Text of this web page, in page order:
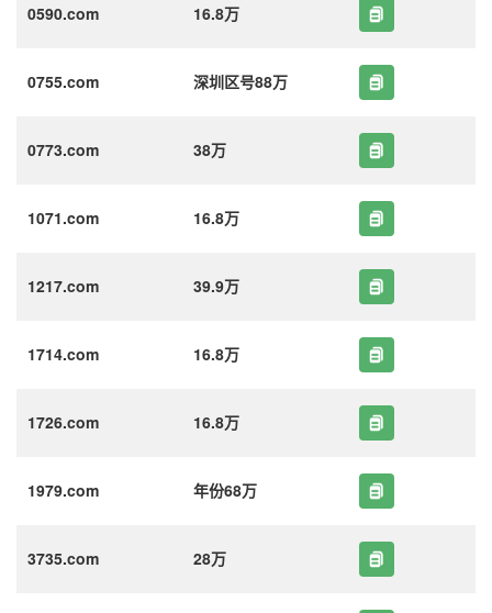
0590.com 16.8万
0755.com 深圳区号88万
0773.com 38万
1071.com 16.8万
1217.com 39.9万
1714.com 16.8万
1726.com 16.8万
1979.com 年份68万
3735.com 28万